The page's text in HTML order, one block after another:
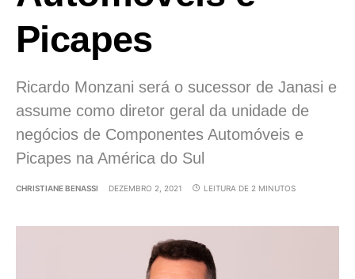
Picapes
Ricardo Monzani será o sucessor de Janasi e
assume como diretor geral da unidade de
negócios de Componentes Automóveis e
Picapes na América do Sul
CHRISTIANE BENASSI DEZEMBRO 2, 2021 LEITURA DE 2 MINUTOS